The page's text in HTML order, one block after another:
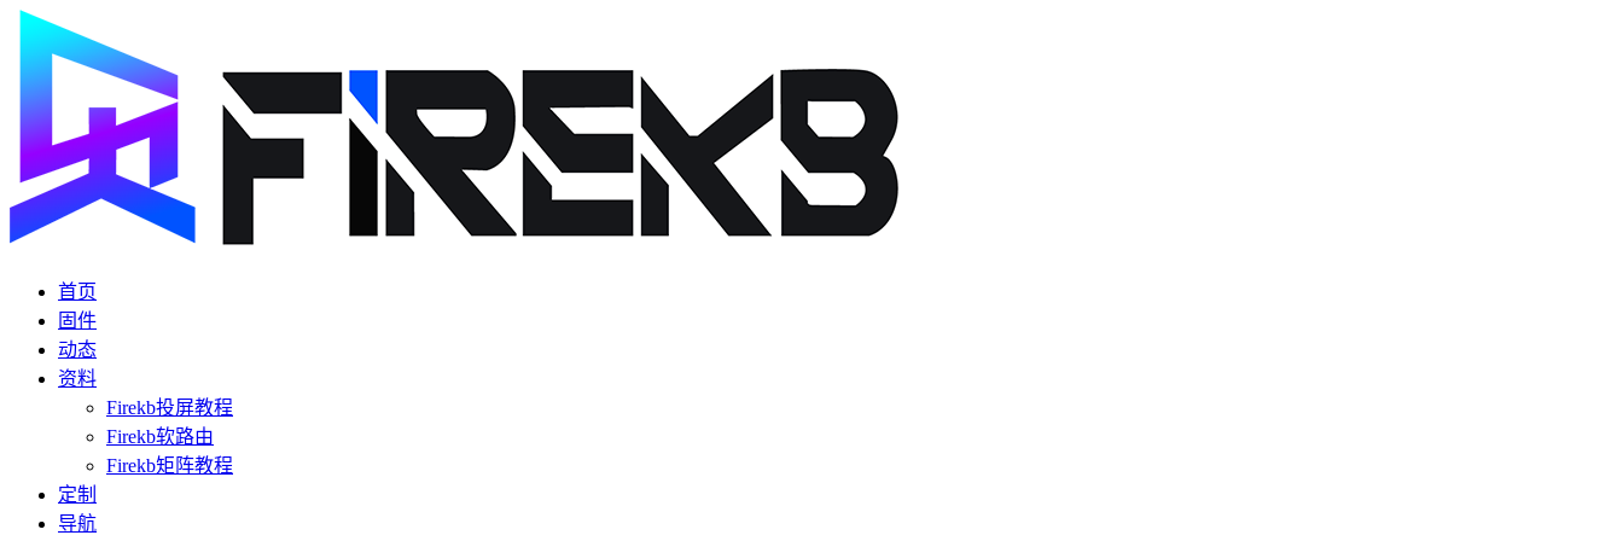
首页
固件
动态
资料
Firekb投屏教程
Firekb软路由
Firekb矩阵教程
定制
导航